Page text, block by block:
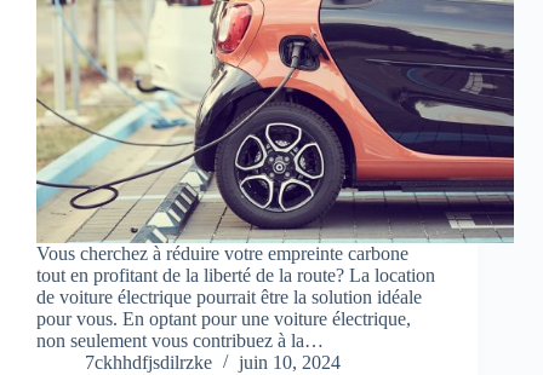
Vous cherchez à réduire votre empreinte carbone
tout en profitant de la liberté de la route? La location
de voiture électrique pourrait être la solution idéale
pour vous. En optant pour une voiture électrique,
non seulement vous contribuez à la…
7ckhhdfjsdilrzke
juin 10, 2024